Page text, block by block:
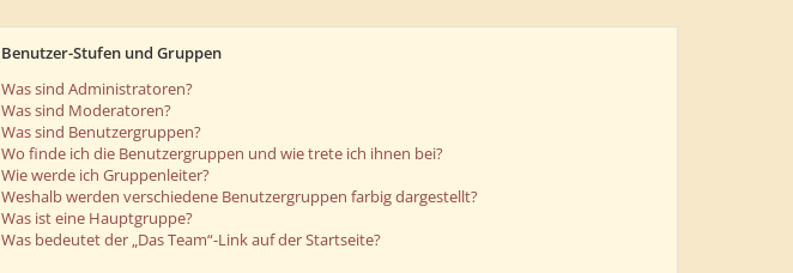
Benutzer-Stufen und Gruppen
Was sind Administratoren?
Was sind Moderatoren?
Was sind Benutzergruppen?
Wo finde ich die Benutzergruppen und wie trete ich ihnen bei?
Wie werde ich Gruppenleiter?
Weshalb werden verschiedene Benutzergruppen farbig dargestellt?
Was ist eine Hauptgruppe?
Was bedeutet der „Das Team“-Link auf der Startseite?